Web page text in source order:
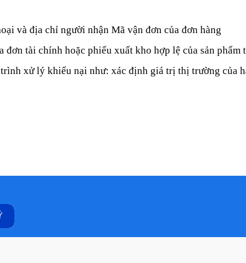
và địa chỉ người nhận Mã vận đơn của đơn hàng
đơn tài chính hoặc phiếu xuất kho hợp lệ của sản
xử lý khiếu nại như: xác định giá trị thị trường của